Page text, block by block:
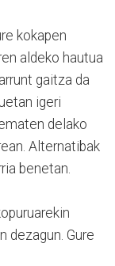
kokapen
aldeko hautua
gaitza da
igeri
delako
Alternatibak
benetan.
dezagun. Gure